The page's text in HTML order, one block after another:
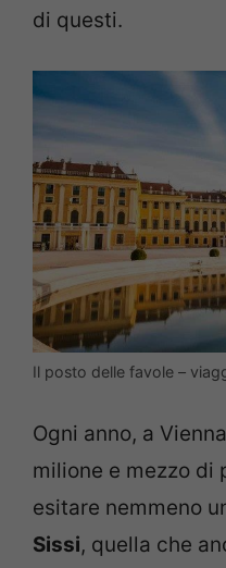
di questi.
Il posto delle favole –
Ogni anno, a
milione e mezzo di
esitare nemmeno
Sissi, quella che